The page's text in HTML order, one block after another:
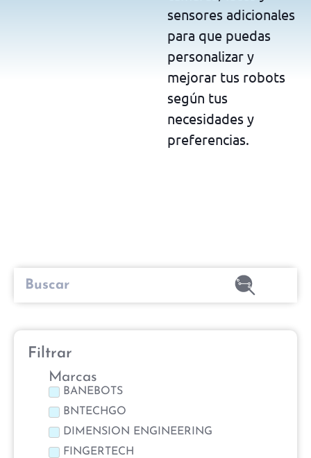
sensores adicionales
para que puedas
personalizar y
mejorar tus robots
según tus
necesidades y
preferencias.
Filtrar
Marcas
BANEBOTS
BNTECHGO
DIMENSION ENGINEERING
FINGERTECH